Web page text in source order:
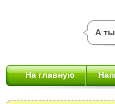
А ты
На главную